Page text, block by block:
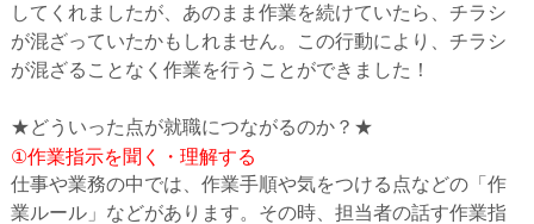
してくれましたが、あのまま作業を続けていたら、チラシ
が混ざっていたかもしれません。この行動により、チラシ
が混ざることなく作業を行うことができました！
★どういった点が就職につながるのか？★
①作業指示を聞く・理解する
仕事や業務の中では、作業手順や気をつける点などの「作
業ルール」などがあります。その時、担当者の話す作業指